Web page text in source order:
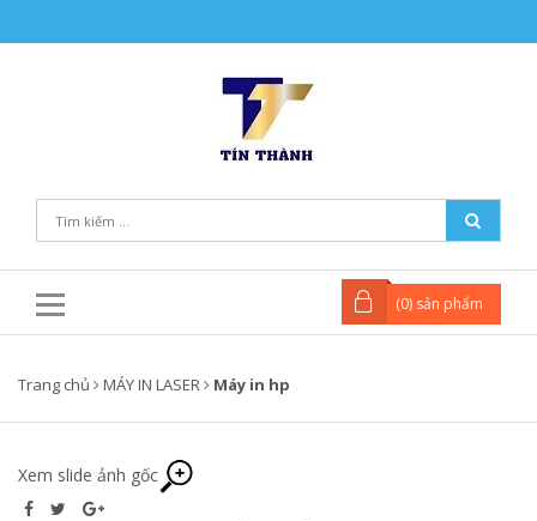
(0) sản phẩm
Trang chủ MÁY IN LASER Máy in hp
Xem slide ảnh gốc